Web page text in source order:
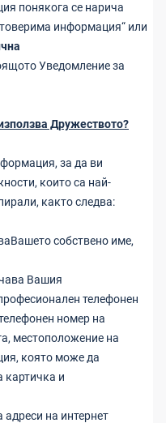
понякога се нарича
информация“ или
Уведомление за
Дружеството?
за да ви
които са най-
както следва:
собствено име,
Вашия
телефонен
номер на
местоположение на
която може да
картичка и
адреси на интернет